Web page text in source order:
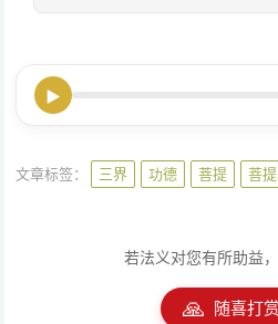
▶
文章标签： 三界 功德 菩提 菩
若法义对您有所助益
🙏 随喜打